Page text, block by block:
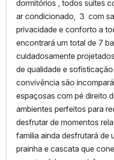
dormitórios , todos suítes
ar condicionado, 3 com
privacidade e conforto a
encontrará um total de 7
cuidadosamente
de qualidade e
convivência são
espaçosas com pé direito
ambientes perfeitos para
desfrutar de momentos
familia ainda desfrutará de
prainha e cascata que